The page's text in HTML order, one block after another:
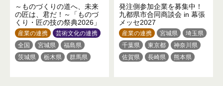
～ものづくりの道へ、未来
の匠は、君だ！～「ものづ
くり・匠の技の祭典2026」
産業の連携
芸術文化の連携
全国
宮城県
福島県
茨城県
栃木県
群馬県
発注側参加企業を募集中！
九都県市合同商談会 in 幕張
メッセ2027
産業の連携 宮城県
埼玉県
千葉県
東京都
神奈川県
佐賀県
長崎県
熊本県